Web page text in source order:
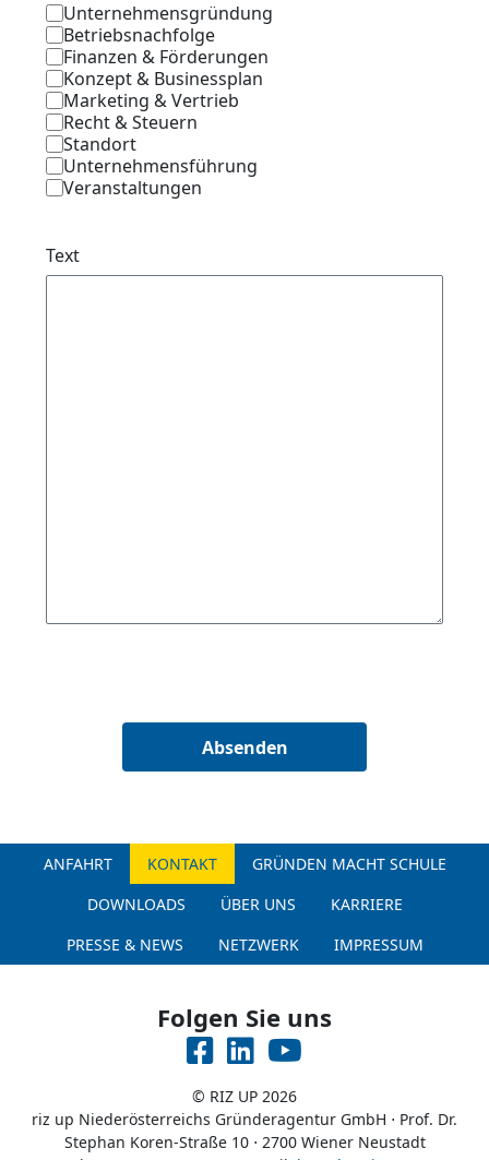
Unternehmensgründung
Betriebsnachfolge
Finanzen & Förderungen
Konzept & Businessplan
Marketing & Vertrieb
Recht & Steuern
Standort
Unternehmensführung
Veranstaltungen
Text
Absenden
ANFAHRT KONTAKT
GRÜNDEN MACHT SCHULE
DOWNLOADS
ÜBER UNS
KARRIERE
PRESSE & NEWS
NETZWERK IMPRESSUM
Folgen Sie uns
FacebookLinkedIN
© RIZ UP 2026
riz up Niederösterreichs Gründeragentur GmbH ⋅ Prof. Dr.
Stephan Koren-Straße 10 ⋅ 2700 Wiener Neustadt